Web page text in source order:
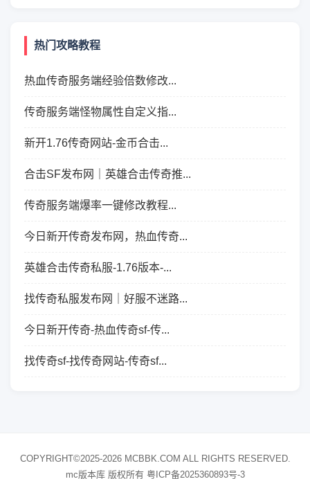
热门攻略教程
热血传奇服务端经验倍数修改...
传奇服务端怪物属性自定义指...
新开1.76传奇网站-金币合击...
合击SF发布网｜英雄合击传奇推...
传奇服务端爆率一键修改教程...
今日新开传奇发布网，热血传奇...
英雄合击传奇私服-1.76版本-...
找传奇私服发布网｜好服不迷路...
今日新开传奇-热血传奇sf-传...
找传奇sf-找传奇网站-传奇sf...
COPYRIGHT©2025-2026 MCBBK.COM ALL RIGHTS RESERVED.
mc版本库 版权所有 粤ICP备2025360893号-3